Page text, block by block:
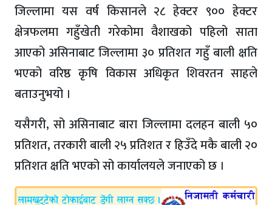
जिल्लामा यस वर्ष किसानले २८ हेक्टर ९०० हेक्टर
क्षेत्रफलमा गहुँखेती गरेकोमा वैशाखको पहिलो साता
आएको असिनाबाट जिल्लामा ३० प्रतिशत गहुँ बाली क्षति
भएको वरिष्ठ कृषि विकास अधिकृत शिवरतन साहले
बताउनुभयो ।
यसैगरी, सो असिनाबाट बारा जिल्लामा दलहन बाली ५०
प्रतिशत, तरकारी बाली २५ प्रतिशत र हिउँदे मकै बाली २०
प्रतिशत क्षति भएको सो कार्यालयले जनाएको छ ।